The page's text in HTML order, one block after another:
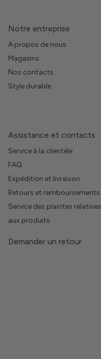
Notre entreprise
A propos de nous
Magasins
Nos contacts
Style durable
Assistance et contacts
Service à la clientèle
FAQ
Expédition et livraison
Retours et remboursements
Service des plaintes relatives
aux produits
Demander un retour